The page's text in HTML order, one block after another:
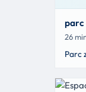
parc
26
Parc